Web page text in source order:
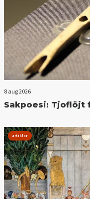
8 aug 2026
Sakpoesi: Tjoflöjt
artiklar